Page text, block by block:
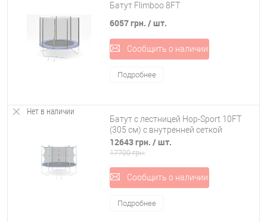
Батут Flimboo 8FT
6057 грн. / шт.
Сообщить о наличии
Подробнее
Нет в наличии
Батут с лестницей Hop-Sport 10FT
(305 см) с внутренней сеткой
12643 грн. / шт.
17700 грн.
Сообщить о наличии
Подробнее